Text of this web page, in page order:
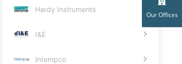
Our Offices
Hardy Instruments
I&E
Intempco